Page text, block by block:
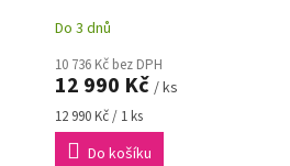
vlhkosti obilovin, olejnin a
Do 3 dnů
10 736 Kč bez DPH
12 990 Kč / ks
Měrná
cena:
12 990 Kč / 1 ks
Do košíku